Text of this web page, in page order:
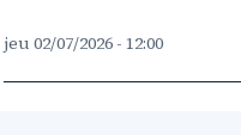
jeu 02/07/2026 - 12:00